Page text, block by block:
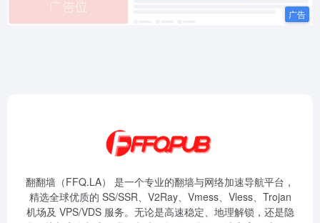
翻翻墙（FFQ.LA） 是一个专业的翻墙与网络加速导航平台，
精选全球优质的 SS/SSR、V2Ray、Vmess、Vless、Trojan
机场及 VPS/VDS 服务。无论是高速稳定、地理解锁，还是隐